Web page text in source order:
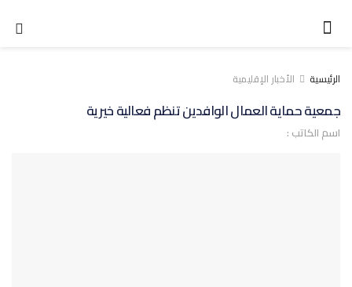
الرئيسية الأخبار الإقليمية
جمعية حماية العمال الوافدين تنظم فعالية خيرية
اسم الكاتب :